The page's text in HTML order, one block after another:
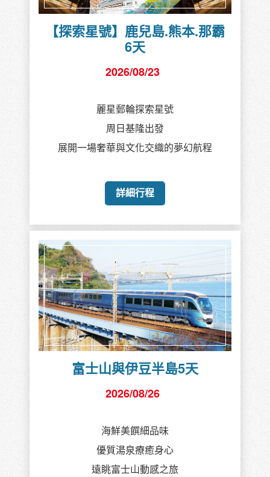
【探索星號】鹿兒島.熊本.那霸
6天
2026/08/23
麗星郵輪探索星號
周日基隆出發
展開一場奢華與文化交織的夢幻航程
詳細行程
富士山與伊豆半島5天
2026/08/26
海鮮美饌細品味
優質湯泉療癒身心
遠眺富士山動感之旅